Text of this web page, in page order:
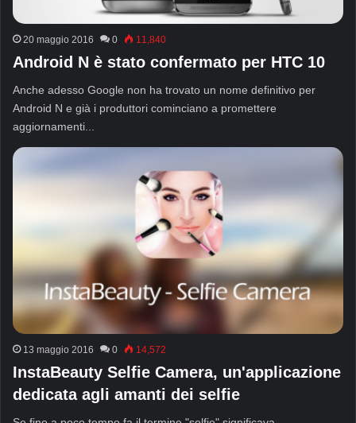
20 maggio 2016 0 11,840
Android N è stato confermato per HTC 10
Anche adesso Google non ha trovato un nome definitivo per
Android N e già i produttori cominciano a promettere
aggiornamenti...
13 maggio 2016 0 14,572
InstaBeauty Selfie Camera, un'applicazione
dedicata agli amanti dei selfie